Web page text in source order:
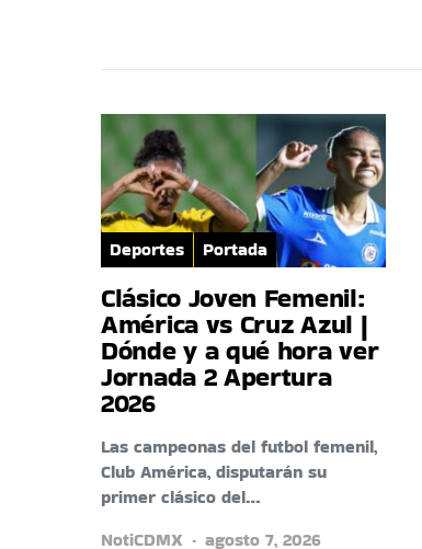
Deportes Portada
Clásico Joven Femenil:
América vs Cruz Azul |
Dónde y a qué hora ver
Jornada 2 Apertura
2026
Las campeonas del futbol femenil,
Club América, disputarán su
primer clásico del…
NotiCDMX
agosto 7, 2026